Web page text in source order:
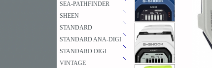
SEA-PATHFINDER
SHEEN
STANDARD
STANDARD ANA-DIGI
STANDARD DIGI
VINTAGE